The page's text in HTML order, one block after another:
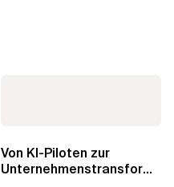
Von KI-Piloten zur